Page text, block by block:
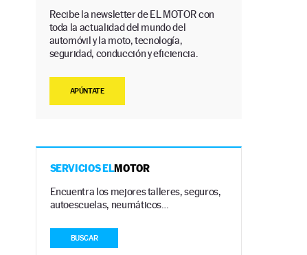
Recibe la newsletter de EL MOTOR con
toda la actualidad del mundo del
automóvil y la moto, tecnología,
seguridad, conducción y eficiencia.
APÚNTATE
SERVICIOS ELMOTOR
Encuentra los mejores talleres, seguros,
autoescuelas, neumáticos…
BUSCAR